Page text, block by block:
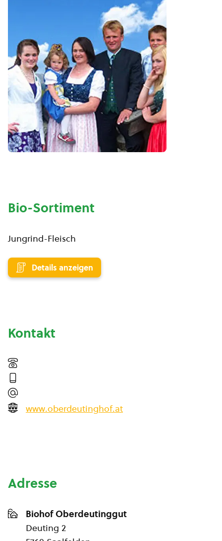
Bio-Sortiment
Jungrind-Fleisch
Details anzeigen
Kontakt
www.oberdeutinghof.at
Adresse
Biohof Oberdeutinggut
Deuting 2